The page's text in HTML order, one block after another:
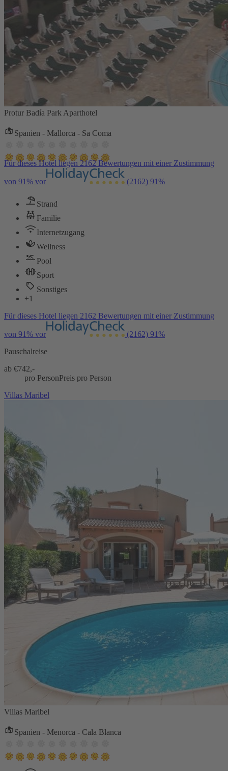
Protur Badía Park Aparthotel
Spanien - Mallorca - Sa Coma
Für dieses Hotel liegen 2162 Bewertungen mit einer Zustimmung
von 91% vor (2162) 91%
Strand
Familie
Internetzugang
Wellness
Pool
Sport
Sonstiges
+1
Für dieses Hotel liegen 2162 Bewertungen mit einer Zustimmung
von 91% vor (2162) 91%
Pauschalreise
ab €742,-
pro PersonPreis pro Person
Villas Maribel
Villas Maribel
Spanien - Menorca - Cala Blanca